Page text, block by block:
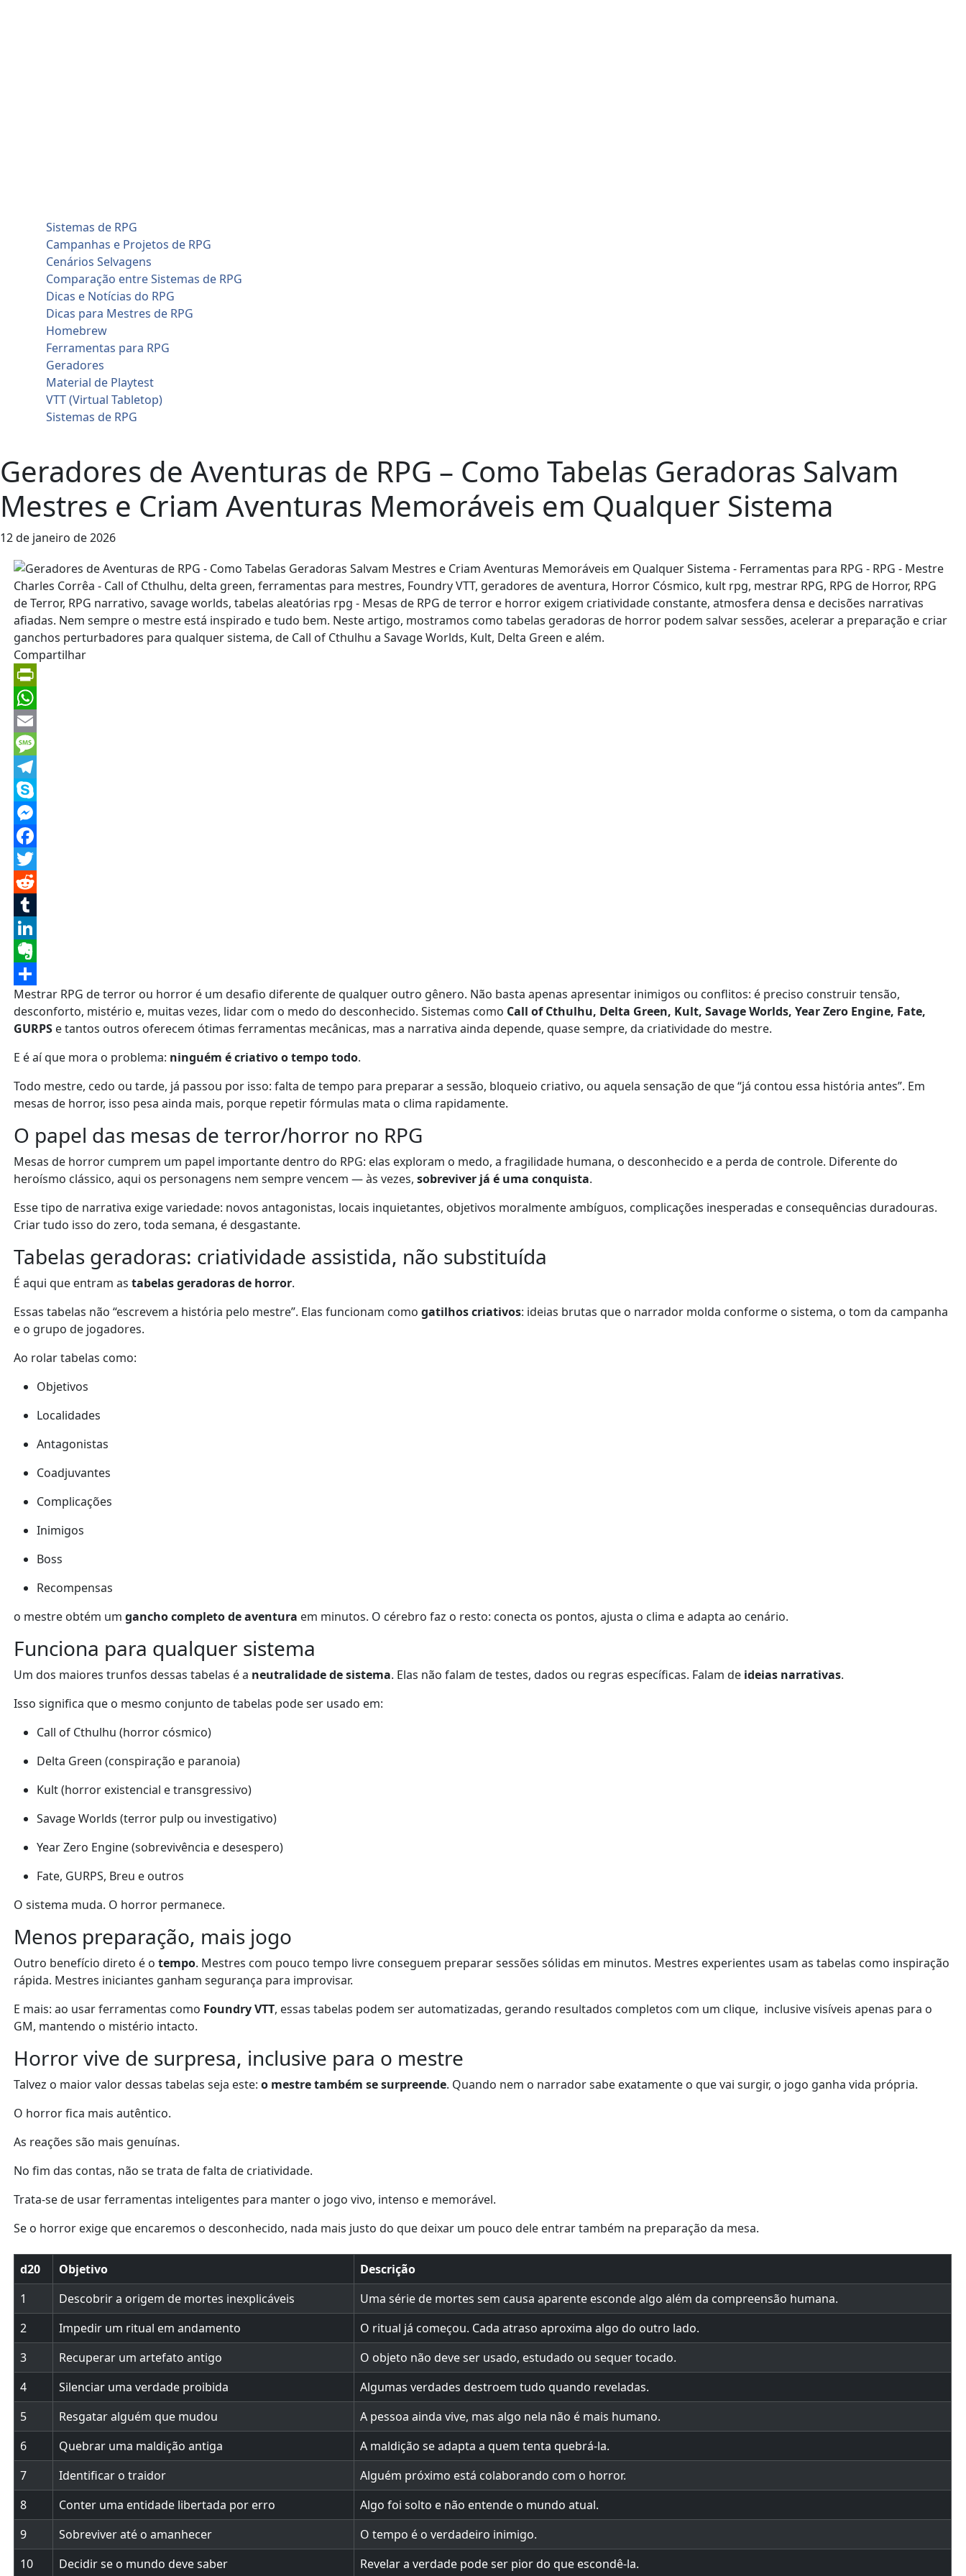
Sistemas de RPG
Campanhas e Projetos de RPG
Cenários Selvagens
Comparação entre Sistemas de RPG
Dicas e Notícias do RPG
Dicas para Mestres de RPG
Homebrew
Ferramentas para RPG
Geradores
Material de Playtest
VTT (Virtual Tabletop)
Sistemas de RPG
Geradores de Aventuras de RPG – Como Tabelas Geradoras Salvam
Mestres e Criam Aventuras Memoráveis em Qualquer Sistema
12 de janeiro de 2026
Compartilhar
PrintFriendly
WhatsApp
Email
Message
Telegram
Skype
Messenger
Facebook
Twitter
Reddit
Tumblr
LinkedIn
Evernote
Share
Mestrar RPG de terror ou horror é um desafio diferente de qualquer outro gênero. Não basta apenas apresentar inimigos ou conflitos: é preciso construir tensão,
desconforto, mistério e, muitas vezes, lidar com o medo do desconhecido. Sistemas como Call of Cthulhu, Delta Green, Kult, Savage Worlds, Year Zero Engine, Fate,
GURPS e tantos outros oferecem ótimas ferramentas mecânicas, mas a narrativa ainda depende, quase sempre, da criatividade do mestre.
E é aí que mora o problema: ninguém é criativo o tempo todo.
Todo mestre, cedo ou tarde, já passou por isso: falta de tempo para preparar a sessão, bloqueio criativo, ou aquela sensação de que “já contou essa história antes”. Em
mesas de horror, isso pesa ainda mais, porque repetir fórmulas mata o clima rapidamente.
O papel das mesas de terror/horror no RPG
Mesas de horror cumprem um papel importante dentro do RPG: elas exploram o medo, a fragilidade humana, o desconhecido e a perda de controle. Diferente do
heroísmo clássico, aqui os personagens nem sempre vencem — às vezes,sobreviver já é uma conquista.
Esse tipo de narrativa exige variedade: novos antagonistas, locais inquietantes, objetivos moralmente ambíguos, complicações inesperadas e consequências duradouras.
Criar tudo isso do zero, toda semana, é desgastante.
Tabelas geradoras: criatividade assistida, não substituída
É aqui que entram astabelas geradoras de horror.
Essas tabelas não “escrevem a história pelo mestre”. Elas funcionam comogatilhos criativos: ideias brutas que o narrador molda conforme o sistema, o tom da campanha
e o grupo de jogadores.
Ao rolar tabelas como:
Objetivos
Localidades
Antagonistas
Coadjuvantes
Complicações
Inimigos
Boss
Recompensas
o mestre obtém umgancho completo de aventura em minutos. O cérebro faz o resto: conecta os pontos, ajusta o clima e adapta ao cenário.
Funciona para qualquer sistema
Um dos maiores trunfos dessas tabelas é a neutralidade de sistema. Elas não falam de testes, dados ou regras específicas. Falam de ideias narrativas.
Isso significa que o mesmo conjunto de tabelas pode ser usado em:
Call of Cthulhu (horror cósmico)
Delta Green (conspiração e paranoia)
Kult (horror existencial e transgressivo)
Savage Worlds (terror pulp ou investigativo)
Year Zero Engine (sobrevivência e desespero)
Fate, GURPS, Breu e outros
O sistema muda. O horror permanece.
Menos preparação, mais jogo
Outro benefício direto é otempo. Mestres com pouco tempo livre conseguem preparar sessões sólidas em minutos. Mestres experientes usam as tabelas como inspiração
rápida. Mestres iniciantes ganham segurança para improvisar.
E mais: ao usar ferramentas como Foundry VTT, essas tabelas podem ser automatizadas, gerando resultados completos com um clique, inclusive visíveis apenas para o
GM, mantendo o mistério intacto.
Horror vive de surpresa, inclusive para o mestre
Talvez o maior valor dessas tabelas seja este:o mestre também se surpreende. Quando nem o narrador sabe exatamente o que vai surgir, o jogo ganha vida própria.
O horror fica mais autêntico.
As reações são mais genuínas.
No fim das contas, não se trata de falta de criatividade.
Trata-se de usar ferramentas inteligentes para manter o jogo vivo, intenso e memorável.
Se o horror exige que encaremos o desconhecido, nada mais justo do que deixar um pouco dele entrar também na preparação da mesa.
d20 Objetivo
Descrição
1
Descobrir a origem de mortes inexplicáveis
Uma série de mortes sem causa aparente esconde algo além da compreensão humana.
2
Impedir um ritual em andamento
O ritual já começou. Cada atraso aproxima algo do outro lado.
3
Recuperar um artefato antigo
O objeto não deve ser usado, estudado ou sequer tocado.
4
Silenciar uma verdade proibida
Algumas verdades destroem tudo quando reveladas.
5
Resgatar alguém que mudou
A pessoa ainda vive, mas algo nela não é mais humano.
6
Quebrar uma maldição antiga
A maldição se adapta a quem tenta quebrá-la.
7
Identificar o traidor
Alguém próximo está colaborando com o horror.
8
Conter uma entidade libertada por erro
Algo foi solto e não entende o mundo atual.
9
Sobreviver até o amanhecer
O tempo é o verdadeiro inimigo.
10
Decidir se o mundo deve saber Revelar a verdade pode ser pior do que escondê-la.